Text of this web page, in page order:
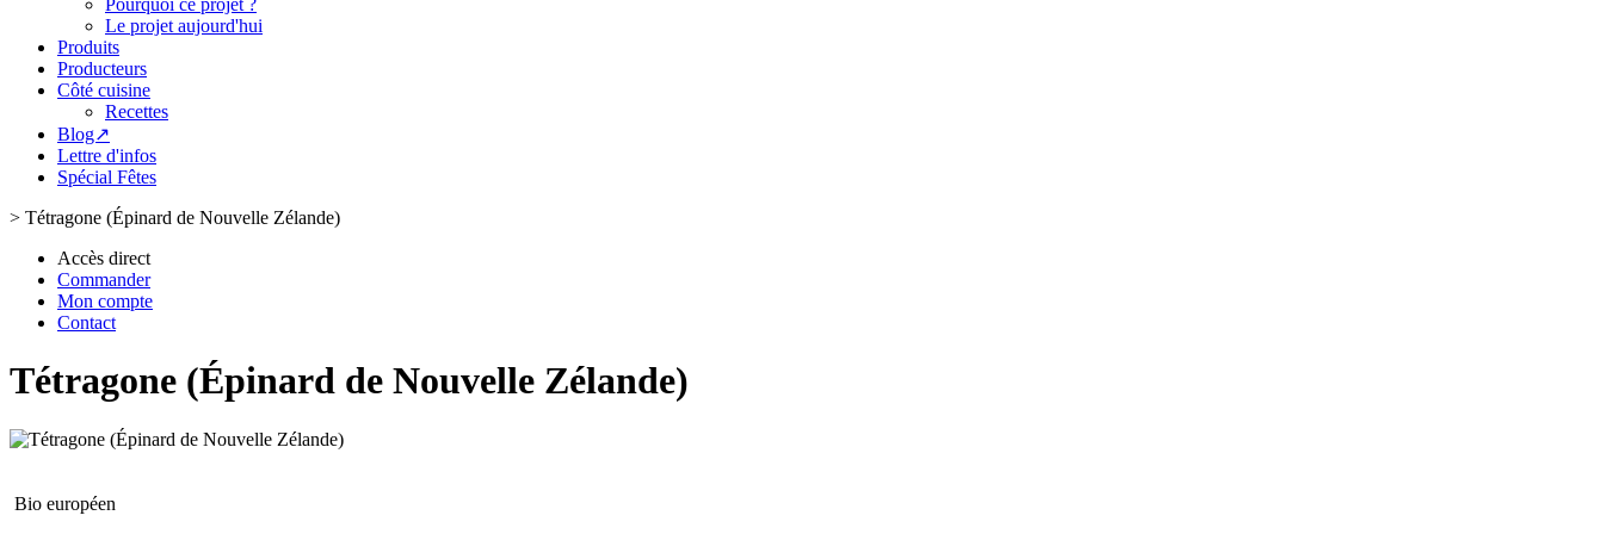
Pourquoi ce projet ?
Le projet aujourd'hui
Produits
Producteurs
Côté cuisine
Recettes
Blog↗
Lettre d'infos
Spécial Fêtes
> Tétragone (Épinard de Nouvelle Zélande)
Accès direct
Commander
Mon compte
Contact
Tétragone (Épinard de Nouvelle Zélande)
Bio européen